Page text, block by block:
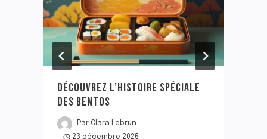
DÉCOUVREZ L’HISTOIRE SPÉCIALE
DES BENTOS
Par Clara Lebrun
23 décembre 2025